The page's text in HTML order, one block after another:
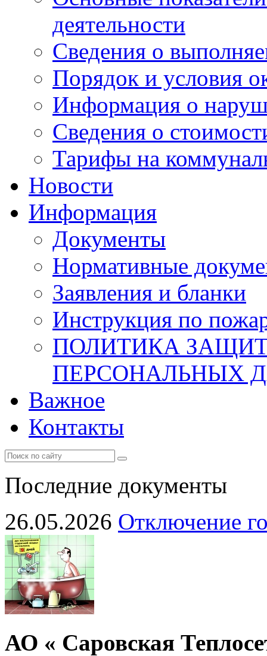
деятельности
Сведения о
Порядок и условия
Информация о
Сведения о
Тарифы на
Новости
Информация
Документы
Нормативные
Заявления и бланки
Инструкция по
ПОЛИТИКА
ПЕРСОНАЛЬНЫХ
Важное
Контакты
Последние документы
26.05.2026 Отключение
АО « Саровская